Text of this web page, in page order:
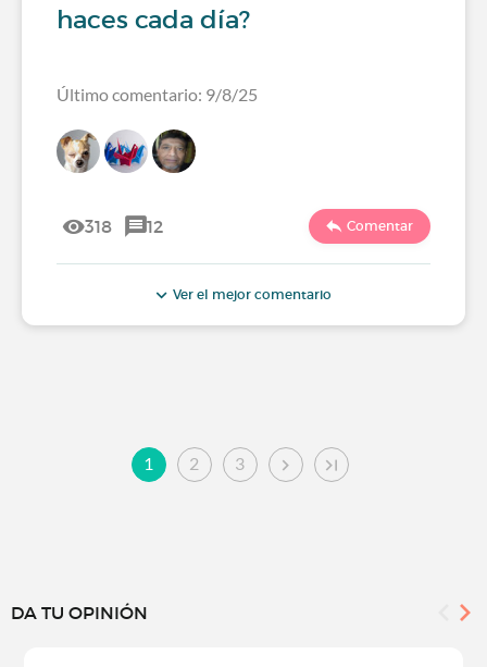
haces cada día?
Último comentario: 9/8/25
318 12 Comentar
Ver el mejor comentario
1 2 3
DA TU OPINIÓN